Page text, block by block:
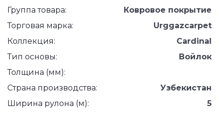
Группа товара:
Ковровое покрытие
Торговая марка:
Urggazcarpet
Коллекция:
Cardinal
Тип основы:
Войлок
Толщина (мм):
Страна производства:
Узбекистан
Ширина рулона (м):
5